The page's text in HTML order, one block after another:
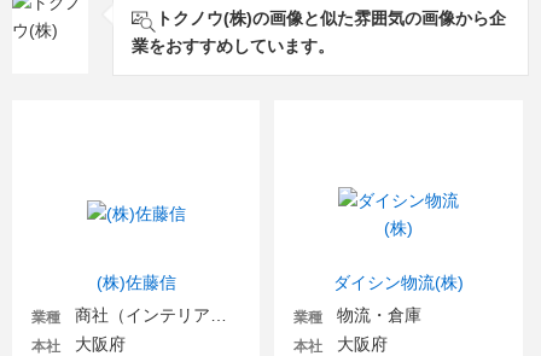
トクノウ(株)の画像と似た雰囲気の画像から企
業をおすすめしています。
(株)佐藤信
業種
本社 大阪府
ダイシン物流(株)
業種 物流・倉庫
本社 大阪府